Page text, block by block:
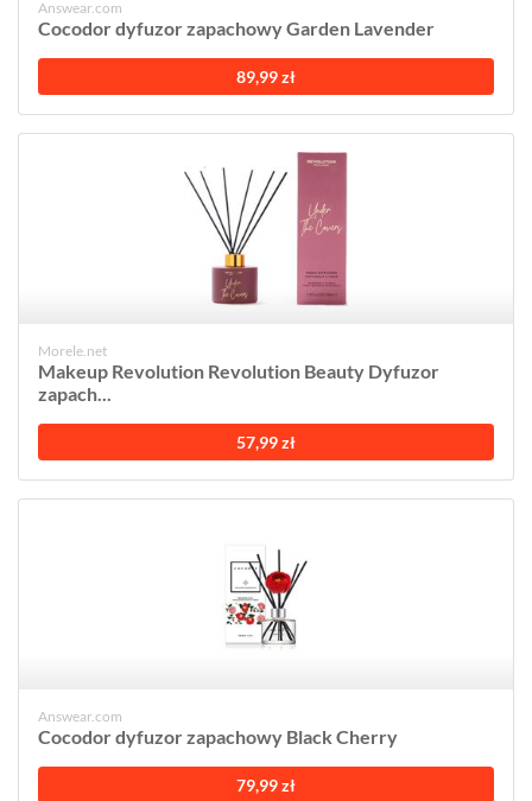
Answear.com
Cocodor dyfuzor zapachowy Garden Lavender
89,99 zł
Morele.net
Makeup Revolution Revolution Beauty Dyfuzor
zapach...
57,99 zł
Answear.com
Cocodor dyfuzor zapachowy Black Cherry
79,99 zł